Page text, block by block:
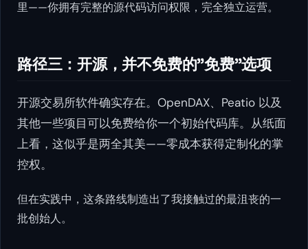
里——你拥有完整的源代码访问权限，完全独立运营。
路径三：开源，并不免费的”免费”选项
开源交易所软件确实存在。OpenDAX、Peatio 以及
其他一些项目可以免费给你一个初始代码库。从纸面
上看，这似乎是两全其美——零成本获得定制化的掌
控权。
但在实践中，这条路线制造出了我接触过的最沮丧的一
批创始人。